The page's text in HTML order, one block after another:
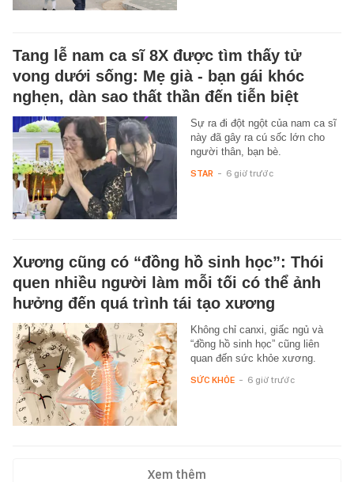
Tang lễ nam ca sĩ 8X được tìm thấy tử
vong dưới sống: Mẹ già - bạn gái khóc
nghẹn, dàn sao thất thần đến tiễn biệt
Sự ra đi đột ngột của nam ca sĩ
này đã gây ra cú sốc lớn cho
người thân, bạn bè.
STAR - 6 giờ trước
Xương cũng có “đồng hồ sinh học”: Thói
quen nhiều người làm mỗi tối có thể ảnh
hưởng đến quá trình tái tạo xương
Không chỉ canxi, giấc ngủ và
“đồng hồ sinh học” cũng liên
quan đến sức khỏe xương.
SỨC KHỎE - 6 giờ trước
Xem thêm